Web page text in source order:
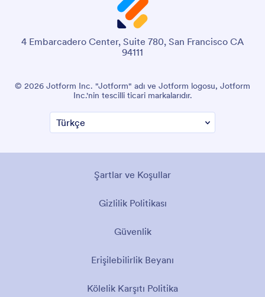
4 Embarcadero Center, Suite 780, San Francisco CA
94111
© 2026 Jotform Inc. "Jotform" adı ve Jotform logosu, Jotform
Inc.'nin tescilli ticari markalarıdır.
Şartlar ve Koşullar
Gizlilik Politikası
Güvenlik
Erişilebilirlik Beyanı
Kölelik Karşıtı Politika